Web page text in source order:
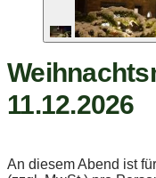
11.12.2026
An diesem Abend ist